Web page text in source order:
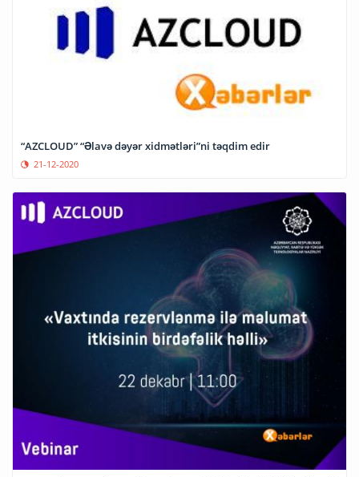
“AZCLOUD” “Əlavə dəyər xidmətləri”ni təqdim edir
21-12-2020